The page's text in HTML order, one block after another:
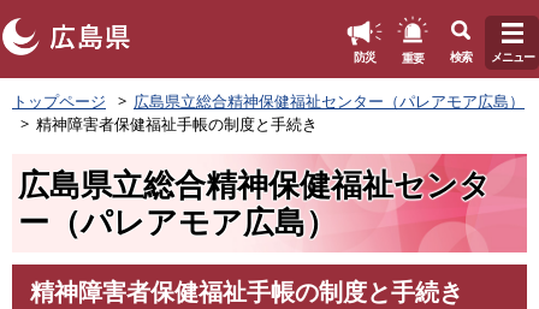
ペ
ー
す
防災 重要 検索 メニュー
トップページ
広島県立総合精神保健福祉センター（パレアモア広島）
精神障害者保健福祉手帳の制度と手続き
広島県立総合精神保健福祉センタ
ー（パレアモア広島）
精神障害者保健福祉手帳の制度と手続き